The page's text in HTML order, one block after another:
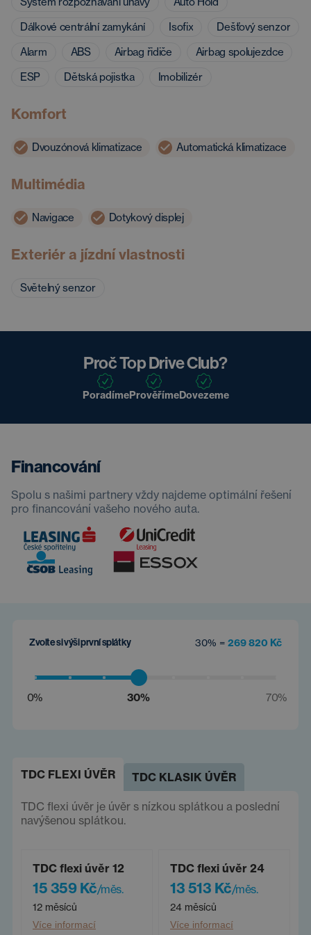
Dálkové centrální zamykání
Isofix
Dešťový senzor
Alarm
ABS Airbag řidiče
Airbag spolujezdce
ESP
Dětská pojistka Imobilizér
Komfort
Dvouzónová klimatizace Automatická klimatizace
Multimédia
Navigace Dotykový displej
Exteriér a jízdní vlastnosti
Světelný senzor
Proč Top Drive Club?
PoradímePrověřímeDovezeme
Financování
Spolu s našimi partnery vždy najdeme optimální řešení
pro financování vašeho nového auta.
Zvolte si výši první splátky 30% = 269 820 Kč
0% 30% 70%
TDC FLEXI ÚVĚR TDC KLASIK ÚVĚR
TDC flexi úvěr je úvěr s nízkou splátkou a poslední
navýšenou splátkou.
TDC flexi úvěr 12
15 359 Kč/měs.
12 měsíců
Více informací
TDC flexi úvěr 24
13 513 Kč/měs.
24 měsíců
Více informací